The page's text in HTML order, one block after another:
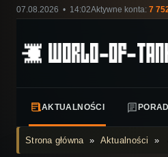
07.08.2026 • 14:02Aktywne konta: 7
AKTUALNOŚCI
Strona główna» Aktualności »